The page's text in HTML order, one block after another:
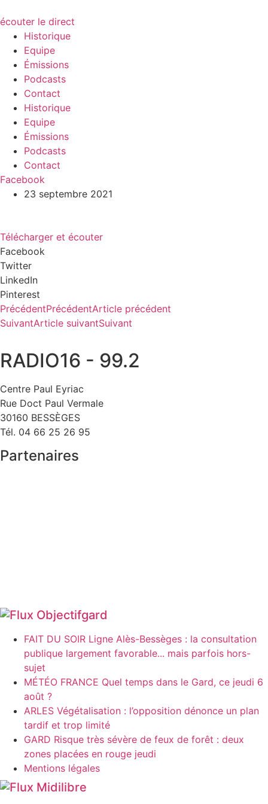
écouter le direct
Historique
Equipe
Émissions
Podcasts
Contact
Historique
Equipe
Émissions
Podcasts
Contact
Facebook
23 septembre 2021
Télécharger et écouter
Facebook
Twitter
LinkedIn
Pinterest
PrécédentPrécédentArticle précédent
SuivantArticle suivantSuivant
RADIO16 - 99.2
Centre Paul Eyriac
Rue Doct Paul Vermale
30160 BESSÈGES
Tél. 04 66 25 26 95
Partenaires
Objectifgard
FAIT DU SOIR Ligne Alès-Bessèges : la consultation
publique largement favorable... mais parfois hors-
sujet
MÉTÉO FRANCE Quel temps dans le Gard, ce jeudi 6
août ?
ARLES Végétalisation : l’opposition dénonce un plan
tardif et trop limité
GARD Risque très sévère de feux de forêt : deux
zones placées en rouge jeudi
Mentions légales
Midilibre